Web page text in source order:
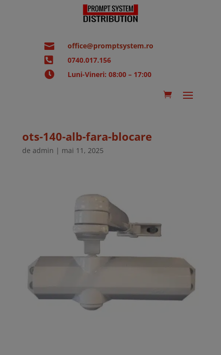
 office@promptsystem.ro
 0740.017.156
 Luni-Vineri: 08:00 – 17:00
ots-140-alb-fara-blocare
de admin | mai 11, 2025